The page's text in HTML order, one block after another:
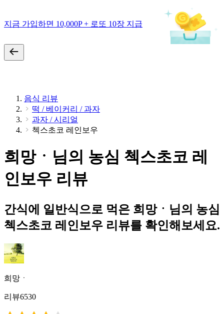
지금 가입하면 10,000P + 로또 10장 지급
음식 리뷰
떡 / 베이커리 / 과자
과자 / 시리얼
첵스초코 레인보우
희망ㆍ님의 농심 첵스초코 레
인보우 리뷰
간식에 일반식으로 먹은 희망ㆍ님의 농심
첵스초코 레인보우 리뷰를 확인해보세요.
희망ㆍ
리뷰6530